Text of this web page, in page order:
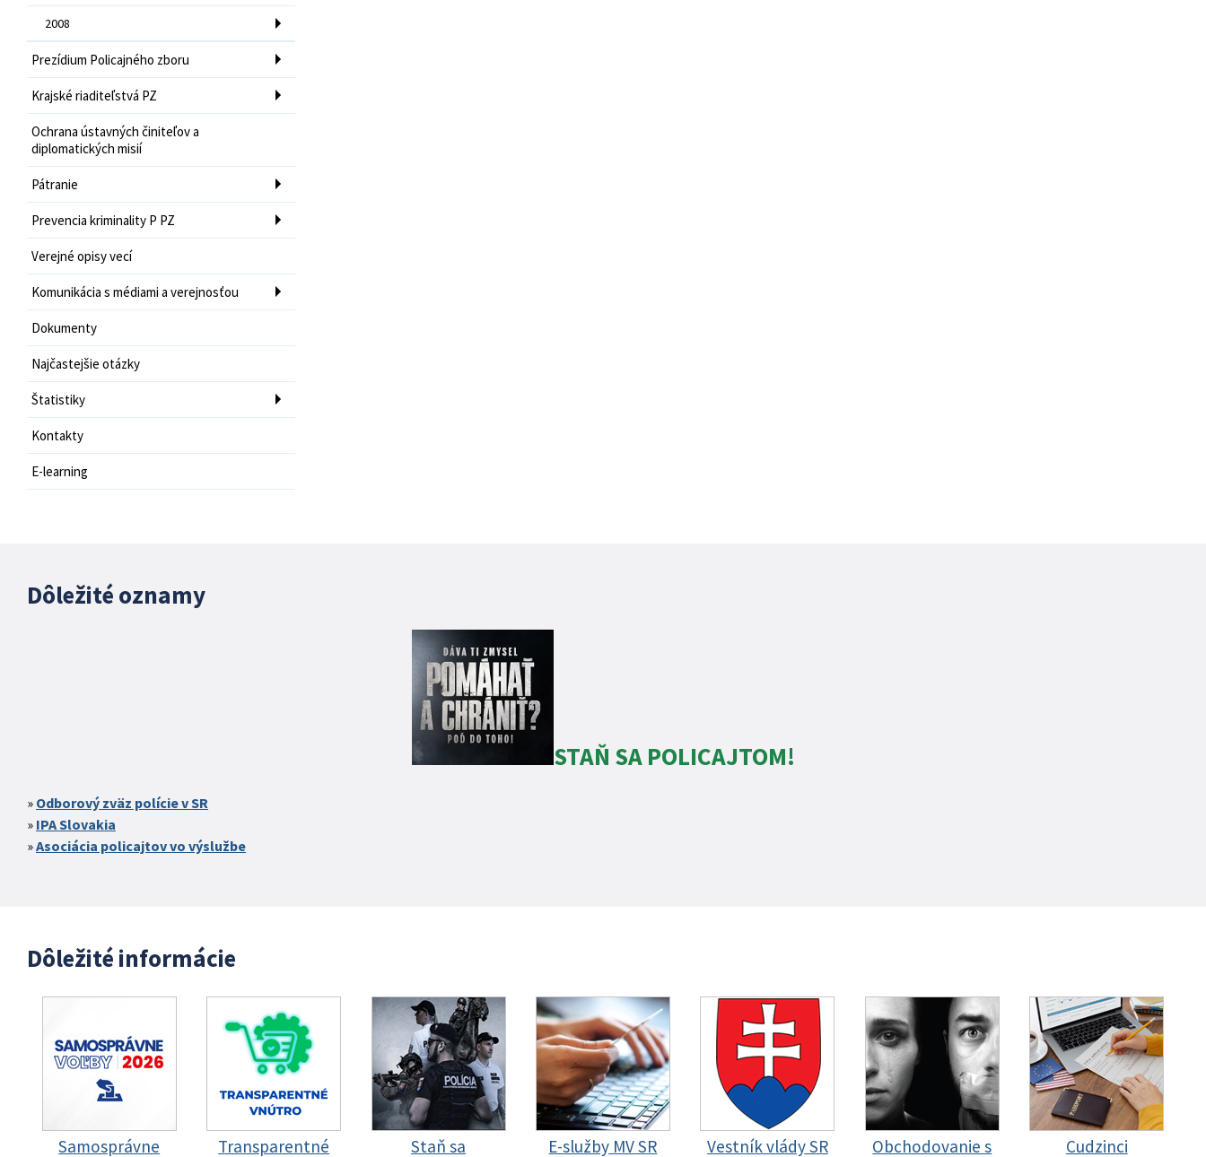
2008
Prezídium Policajného zboru
Krajské riaditeľstvá PZ
Ochrana ústavných činiteľov a
diplomatických misií
Pátranie
Prevencia kriminality P PZ
Verejné opisy vecí
Komunikácia s médiami a verejnosťou
Dokumenty
Najčastejšie otázky
Štatistiky
Kontakty
E-learning
Dôležité oznamy
STAŇ SA POLICAJTOM!
Odborový zväz polície v SR
IPA Slovakia
Asociácia policajtov vo výslužbe
Dôležité informácie
Samosprávne
Transparentné
Staň sa
E-služby MV SR Vestník vlády SR
Obchodovanie s
Cudzinci